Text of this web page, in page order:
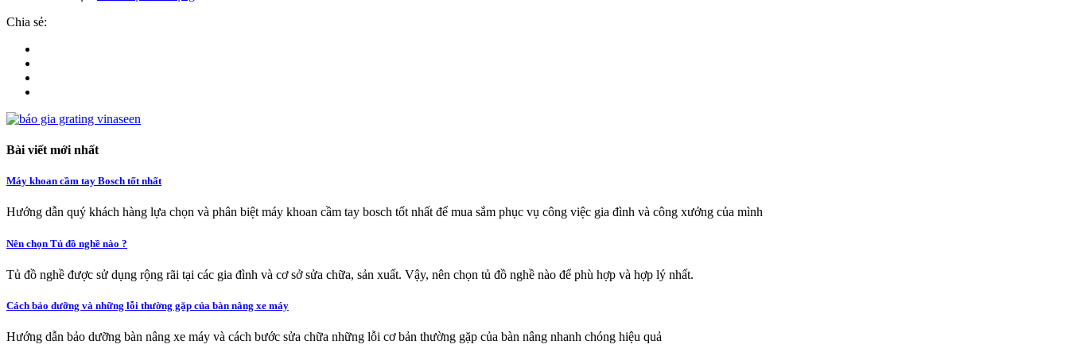
Chia sẻ:
Bài viết mới nhất
Máy khoan cầm tay Bosch tốt nhất
Hướng dẫn quý khách hàng lựa chọn và phân biệt máy khoan cầm tay bosch tốt nhất để mua sắm phục vụ công việc gia đình và công xưởng của mình
Nên chọn Tủ đồ nghề nào ?
Tủ đồ nghề được sử dụng rộng rãi tại các gia đình và cơ sở sửa chữa, sản xuất. Vậy, nên chọn tủ đồ nghề nào để phù hợp và hợp lý nhất.
Cách bảo dưỡng và những lỗi thường gặp của bàn nâng xe máy
Hướng dẫn bảo dưỡng bàn nâng xe máy và cách bước sửa chữa những lỗi cơ bản thường gặp của bàn nâng nhanh chóng hiệu quả